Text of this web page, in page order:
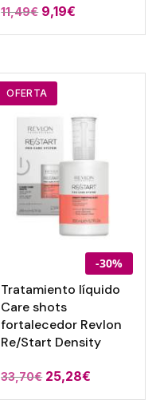
11,49€ 9,19€
OFERTA
-30%
Tratamiento líquido
Care shots
fortalecedor Revlon
Re/Start Density
33,70€ 25,28€